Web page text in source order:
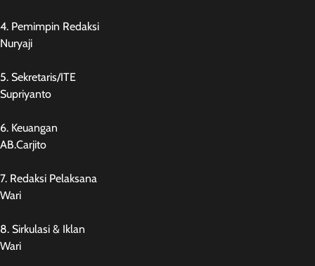
4. Pemimpin Redaksi
Nuryaji
5. Sekretaris/ITE
Supriyanto
6. Keuangan
AB.Carjito
7. Redaksi Pelaksana
Wari
8. Sirkulasi & Iklan
Wari